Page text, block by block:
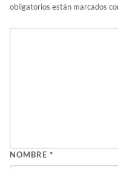
obligatorios están marcados
NOMBRE *